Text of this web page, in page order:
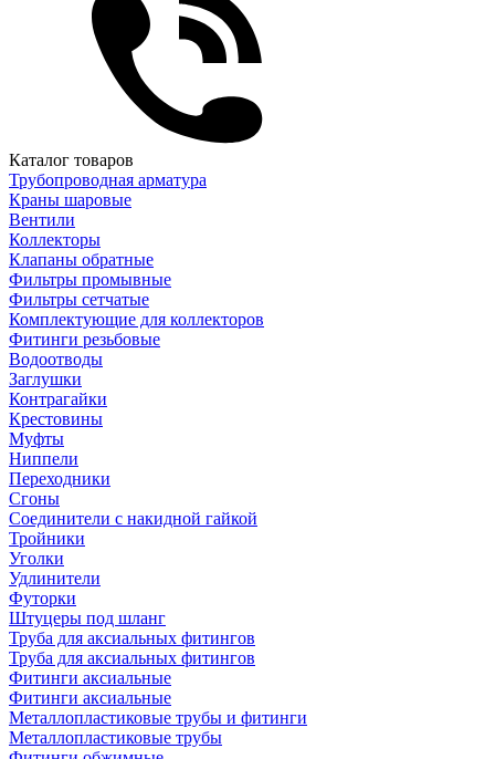
Каталог товаров
Трубопроводная арматура
Краны шаровые
Вентили
Коллекторы
Клапаны обратные
Фильтры промывные
Фильтры сетчатые
Комплектующие для коллекторов
Фитинги резьбовые
Водоотводы
Заглушки
Контрагайки
Крестовины
Муфты
Ниппели
Переходники
Сгоны
Соединители с накидной гайкой
Тройники
Уголки
Удлинители
Футорки
Штуцеры под шланг
Труба для аксиальных фитингов
Труба для аксиальных фитингов
Фитинги аксиальные
Фитинги аксиальные
Металлопластиковые трубы и фитинги
Металлопластиковые трубы